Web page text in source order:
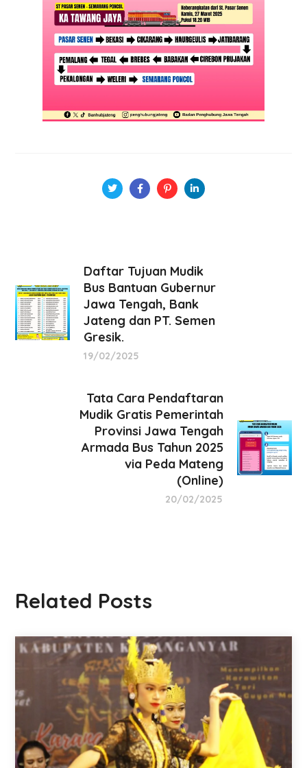
Daftar Tujuan Mudik
Bus Bantuan Gubernur
Jawa Tengah, Bank
Jateng dan PT. Semen
Gresik.
19/02/2025
Tata Cara Pendaftaran
Mudik Gratis Pemerintah
Provinsi Jawa Tengah
Armada Bus Tahun 2025
via Peda Mateng
(Online)
20/02/2025
Related Posts